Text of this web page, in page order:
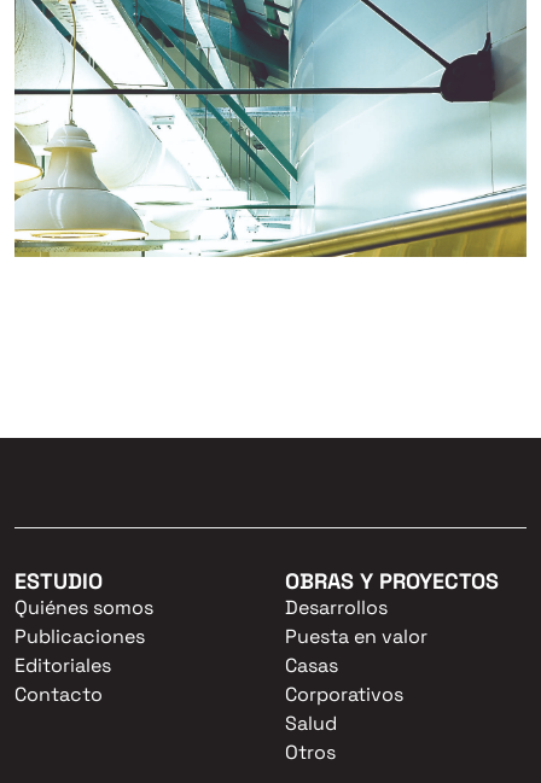
ESTUDIO
Quiénes somos
Publicaciones
Editoriales
Contacto
OBRAS Y PROYECTOS
Desarrollos
Puesta en valor
Casas
Corporativos
Salud
Otros